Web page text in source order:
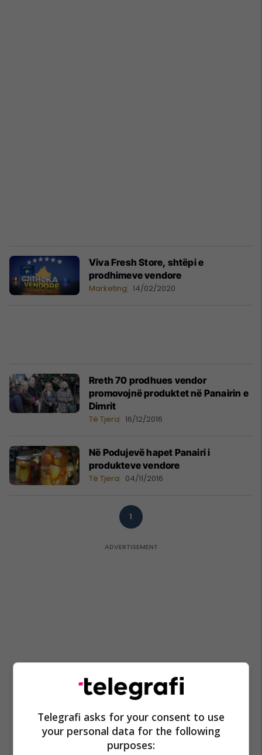
Viva Fresh Store, shtëpi e
prodhimeve vendore
Marketing 14/02/2020
Rreth 70 prodhues vendor
promovojnë produktet në Panairin e
Dimrit
Të Tjera 16/12/2016
Në Podujevë hapet Panairi i
produkteve vendore
Të Tjera 04/11/2016
1
Telegrafi asks for your consent to use
your personal data for the following
purposes: